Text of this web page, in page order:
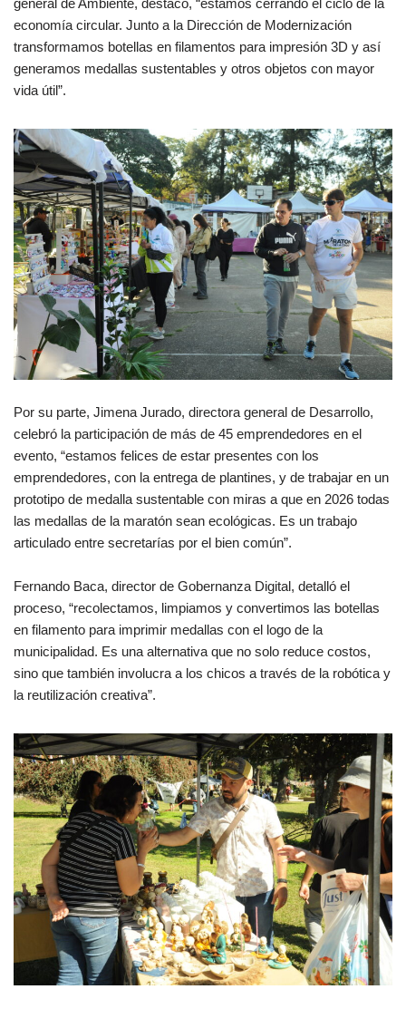
economía circular. Junto a la Dirección de Modernización
transformamos botellas en filamentos para impresión 3D y así
generamos medallas sustentables y otros objetos con mayor
vida útil”.
Por su parte, Jimena Jurado, directora general de Desarrollo,
celebró la participación de más de 45 emprendedores en el
evento, “estamos felices de estar presentes con los
emprendedores, con la entrega de plantines, y de trabajar en un
prototipo de medalla sustentable con miras a que en 2026 todas
las medallas de la maratón sean ecológicas. Es un trabajo
articulado entre secretarías por el bien común”.
Fernando Baca, director de Gobernanza Digital, detalló el
proceso, “recolectamos, limpiamos y convertimos las botellas
en filamento para imprimir medallas con el logo de la
municipalidad. Es una alternativa que no solo reduce costos,
sino que también involucra a los chicos a través de la robótica y
la reutilización creativa”.